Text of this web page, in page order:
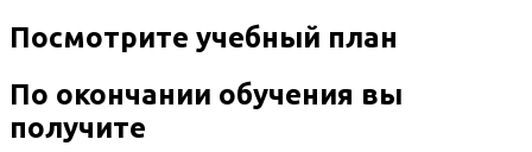
Посмотрите учебный план
По окончании обучения вы
получите